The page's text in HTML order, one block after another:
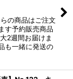
の商品はご注文
す予約販売商品
2週間お届けま
も一緒に発送の